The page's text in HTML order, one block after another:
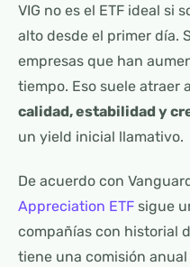
VIG no es el ETF ideal si
alto desde el primer día.
empresas que han
tiempo. Eso suele atraer
calidad, estabilidad y
un yield inicial llamativo.
De acuerdo con
Appreciation ETF sigue
compañías con historial
tiene una comisión